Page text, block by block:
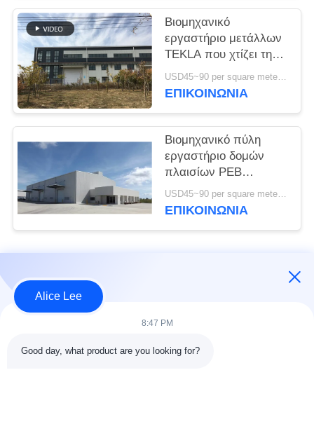
Βιομηχανικό
εργαστήριο μετάλλων
TEKLA που χτίζει τη
ζωηρόχρωμα
επένδυση και το υλικό
USD45~90 per square meter MOQ:1000 τετραγωνικό μέτρο
ΕΠΙΚΟΙΝΩΝΙΑ
Βιομηχανικό πύλη
εργαστήριο δομών
πλαισίων PEB
διαδικασίας που χτίζει
τα πρότυπα του ISO
USD45~90 per square meter MOQ:1000 τετραγωνικό μέτρο
ΕΠΙΚΟΙΝΩΝΙΑ
Όλα
κατασκευή δομών
Alice Lee
8:47 PM
Good day, what product are you looking for?